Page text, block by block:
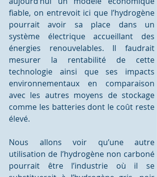
fiable, on entrevoit ici que l’hydrogène
pourrait avoir sa place dans un
système électrique accueillant des
énergies renouvelables. Il faudrait
mesurer la rentabilité de cette
technologie ainsi que ses impacts
environnementaux en comparaison
avec les autres moyens de stockage
comme les batteries dont le coût reste
élevé.
Nous allons voir qu’une autre
utilisation de l’hydrogène non carboné
pourrait être l’industrie où il se